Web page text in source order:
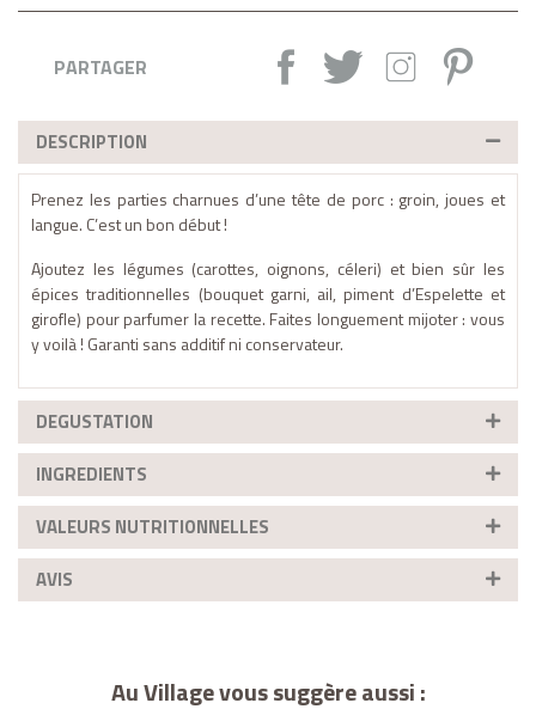
PARTAGER Partager :Tweet Instagram
DESCRIPTION
Prenez les parties charnues d’une tête de porc : groin, joues et
langue. C’est un bon début !
Ajoutez les légumes (carottes, oignons, céleri) et bien sûr les
épices traditionnelles (bouquet garni, ail, piment d’Espelette et
girofle) pour parfumer la recette. Faites longuement mijoter : vous
y voilà ! Garanti sans additif ni conservateur.
DEGUSTATION
INGREDIENTS
VALEURS NUTRITIONNELLES
AVIS
Au Village vous suggère aussi :